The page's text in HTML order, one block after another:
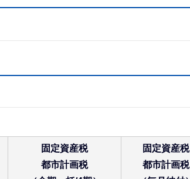
固定資産税
都市計画税
固定資産税
都市計画税